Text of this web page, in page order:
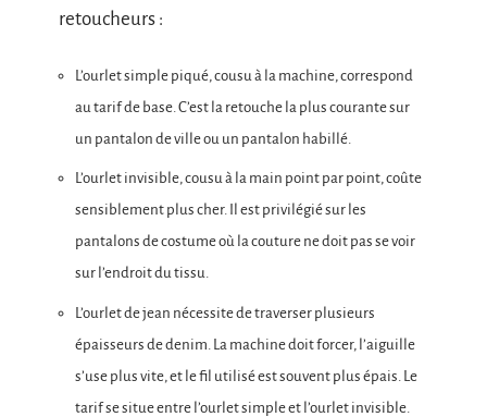
retoucheurs :
L’ourlet simple piqué, cousu à la machine, correspond
au tarif de base. C’est la retouche la plus courante sur
un pantalon de ville ou un pantalon habillé.
L’ourlet invisible, cousu à la main point par point, coûte
sensiblement plus cher. Il est privilégié sur les
pantalons de costume où la couture ne doit pas se voir
sur l’endroit du tissu.
L’ourlet de jean nécessite de traverser plusieurs
épaisseurs de denim. La machine doit forcer, l’aiguille
s’use plus vite, et le fil utilisé est souvent plus épais. Le
tarif se situe entre l’ourlet simple et l’ourlet invisible.